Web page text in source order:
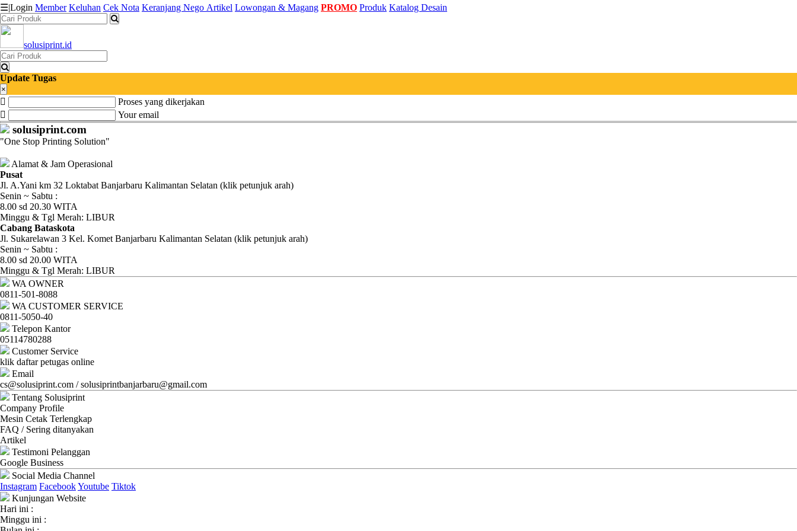
Katalog
Produk
Petugas
Riwayat
Transaksi
Tagihan
Berjalan
Pembayaran
Pendapatan
Fee
Ganti
Password
Logout
☰|Login Member Keluhan Cek Nota Keranjang Nego Artikel Lowongan & Magang PROMO Produk Katalog Desain
solusiprint.id
Update Tugas
×
Proses yang dikerjakan
Your email
solusiprint.com
"One Stop Printing Solution"
Alamat & Jam Operasional
Pusat
Jl. A.Yani km 32 Loktabat Banjarbaru Kalimantan Selatan (klik petunjuk arah)
Senin ~ Sabtu :
8.00 sd 20.30 WITA
Minggu & Tgl Merah: LIBUR
Cabang Bataskota
Jl. Sukarelawan 3 Kel. Komet Banjarbaru Kalimantan Selatan (klik petunjuk arah)
Senin ~ Sabtu :
8.00 sd 20.00 WITA
Minggu & Tgl Merah: LIBUR
WA OWNER
0811-501-8088
WA CUSTOMER SERVICE
0811-5050-40
Telepon Kantor
05114780288
Customer Service
klik daftar petugas online
Email
cs@solusiprint.com / solusiprintbanjarbaru@gmail.com
Tentang Solusiprint
Company Profile
Mesin Cetak Terlengkap
FAQ / Sering ditanyakan
Artikel
Testimoni Pelanggan
Google Business
Social Media Channel
Instagram FacebookYoutube Tiktok
Kunjungan Website
Hari ini :
Minggu ini :